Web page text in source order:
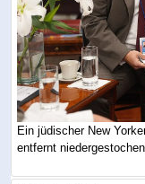
Ein jüdischer New
entfernt